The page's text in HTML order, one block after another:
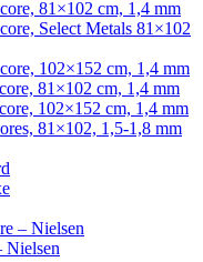
81×102 cm, 1,4 mm
Select Metals 81×102
102×152 cm, 1,4 mm
81×102 cm, 1,4 mm
102×152 cm, 1,4 mm
81×102, 1,5-1,8 mm
– Nielsen
Nielsen